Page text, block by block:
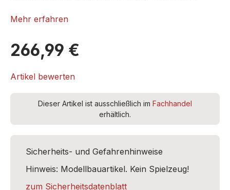
ROKUHAN T006-1
Mehr erfahren
266,99 €
Artikel bewerten
Dieser Artikel ist ausschließlich im Fachhandel
erhältlich.
Sicherheits- und Gefahrenhinweise
Hinweis: Modellbauartikel. Kein Spielzeug!
zum Sicherheitsdatenblatt